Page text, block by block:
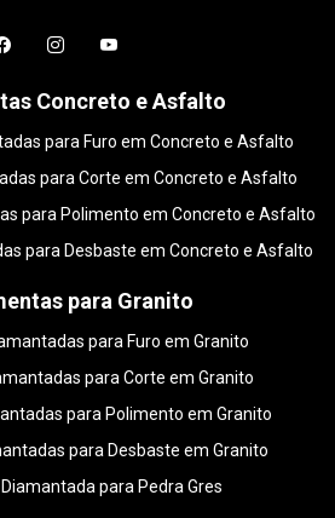
Concreto e Asfalto
para Furo em Concreto e Asfalto
para Corte em Concreto e Asfalto
para Polimento em Concreto e Asfalto
para Desbaste em Concreto e Asfalto
para Granito
para Furo em Granito
para Corte em Granito
para Polimento em Granito
para Desbaste em Granito
para Pedra Gres